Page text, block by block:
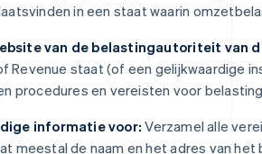
in een staat waarin
van de belastingautoriteit van
Revenue staat (of een gelijkwaardige
procedures en vereisten voor
informatie voor: Verzamel alle
meestal de naam en het adres van